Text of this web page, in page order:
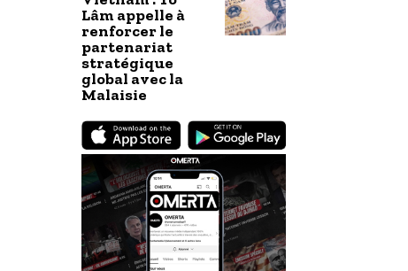
Lâm appelle à
renforcer le
partenariat
stratégique
global avec la
Malaisie